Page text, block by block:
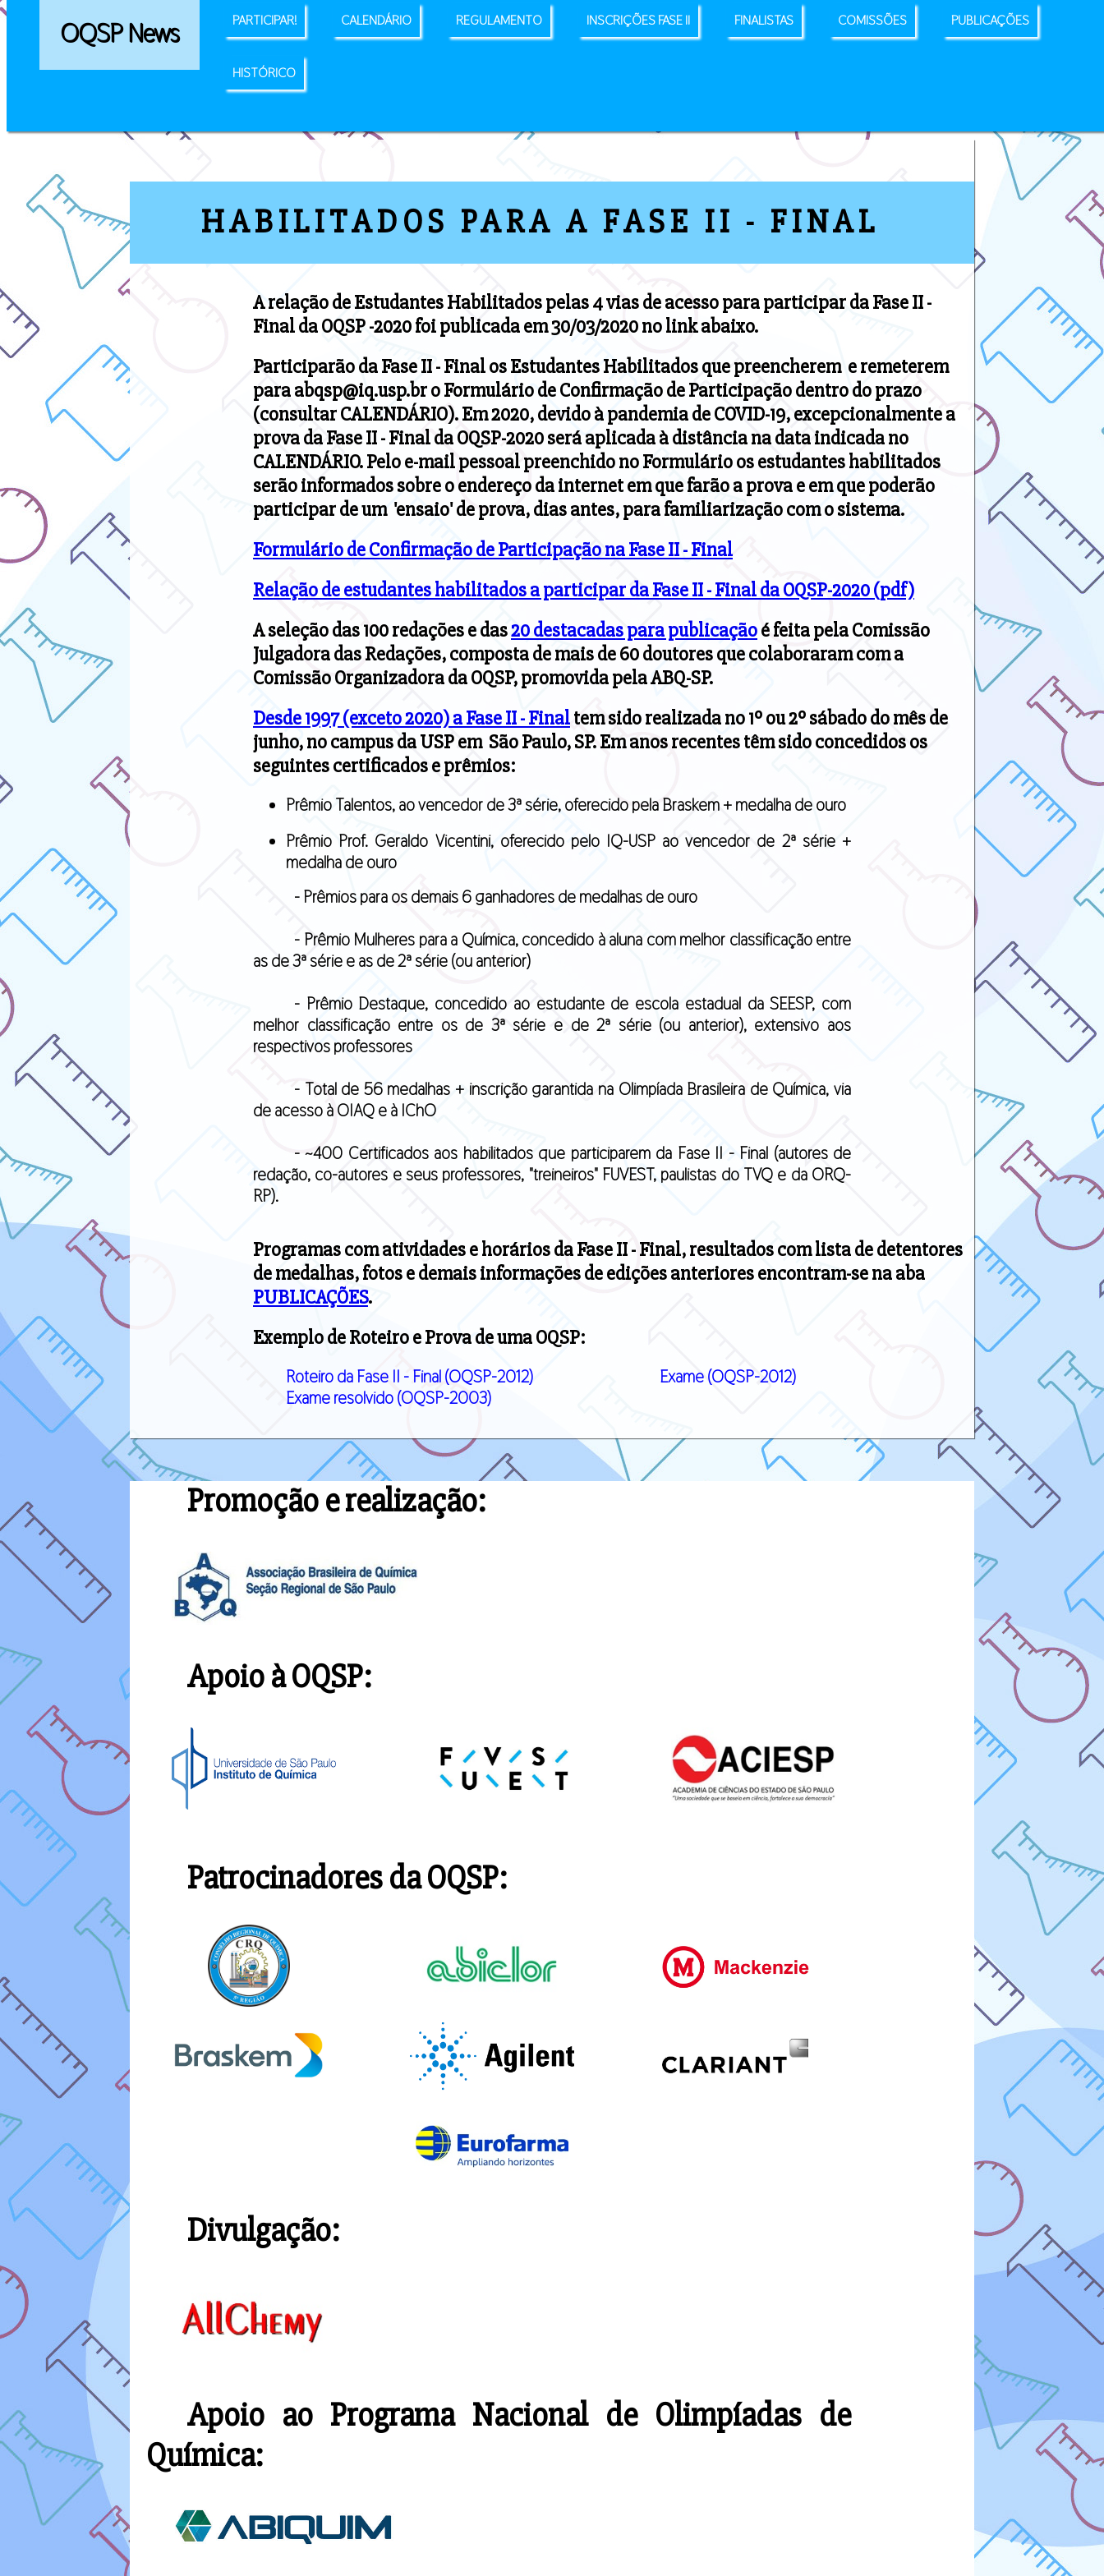
OQSP News PARTICIPAR! CALENDÁRIO REGULAMENTO INSCRIÇÕES FASE II FINALISTAS COMISSÕES PUBLICAÇÕES
HISTÓRICO
HABILITADOS PARA A FASE II - FINAL
A relação de Estudantes Habilitados pelas 4 vias de acesso para participar da Fase II -
Final da OQSP -2020 foi publicada em 30/03/2020 no link abaixo.
Participarão da Fase II - Final os Estudantes Habilitados que preencherem e remeterem
para abqsp@iq.usp.br o Formulário de Confirmação de Participação dentro do prazo
(consultar CALENDÁRIO). Em 2020, devido à pandemia de COVID-19, excepcionalmente a
prova da Fase II - Final da OQSP-2020 será aplicada à distância na data indicada no
CALENDÁRIO. Pelo e-mail pessoal preenchido no Formulário os estudantes habilitados
serão informados sobre o endereço da internet em que farão a prova e em que poderão
participar de um 'ensaio' de prova, dias antes, para familiarização com o sistema.
Formulário de Confirmação de Participação na Fase II - Final
Relação de estudantes habilitados a participar da Fase II - Final da OQSP-2020 (pdf)
A seleção das 100 redações e das20 destacadas para publicaçãoé feita pela Comissão
Julgadora das Redações, composta de mais de 60 doutores que colaboraram com a
Comissão Organizadora da OQSP, promovida pela ABQ-SP.
Desde 1997 (exceto 2020) a Fase II - Finaltem sido realizada no 1º ou 2º sábado do mês de
junho, no campus da USP em São Paulo, SP. Em anos recentes têm sido concedidos os
seguintes certificados e prêmios:
Prêmio Talentos, ao vencedor de 3ª série, oferecido pela Braskem + medalha de ouro
Prêmio Prof. Geraldo Vicentini, oferecido pelo IQ-USP ao vencedor de 2ª série +
medalha de ouro
- Prêmios para os demais 6 ganhadores de medalhas de ouro
- Prêmio Mulheres para a Química, concedido à aluna com melhor classificação entre
as de 3ª série e as de 2ª série (ou anterior)
- Prêmio Destaque, concedido ao estudante de escola estadual da SEESP, com
melhor classificação entre os de 3ª série e de 2ª série (ou anterior), extensivo aos
respectivos professores
- Total de 56 medalhas + inscrição garantida na Olimpíada Brasileira de Química, via
de acesso à OIAQ e à IChO
- ~400 Certificados aos habilitados que participarem da Fase II - Final (autores de
redação, co-autores e seus professores, "treineiros" FUVEST, paulistas do TVQ e da ORQ-
RP).
Programas com atividades e horários da Fase II - Final, resultados com lista de detentores
de medalhas, fotos e demais informações de edições anteriores encontram-se na aba
PUBLICAÇÕES.
Exemplo de Roteiro e Prova de uma OQSP:
Roteiro da Fase II - Final (OQSP-2012)
Exame (OQSP-2012)
Exame resolvido (OQSP-2003)
Promoção e realização:
Apoio à OQSP:
Patrocinadores da OQSP:
Divulgação:
Apoio ao Programa Nacional de Olimpíadas de
Química: